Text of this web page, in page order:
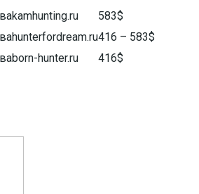
kamhunting.ru
583$
hunterfordream.ru416 – 583$
born-hunter.ru 416$